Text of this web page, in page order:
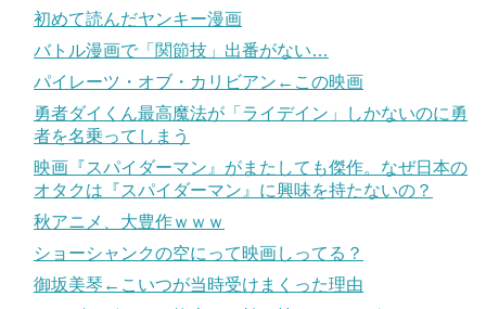
初めて読んだヤンキー漫画
バトル漫画で「関節技」出番がない…
パイレーツ・オブ・カリビアン←この映画
勇者ダイくん最高魔法が「ライデイン」しかないのに勇
者を名乗ってしまう
映画『スパイダーマン』がまたしても傑作。なぜ日本の
オタクは『スパイダーマン』に興味を持たないの？
秋アニメ、大豊作ｗｗｗ
ショーシャンクの空にって映画しってる？
御坂美琴←こいつが当時受けまくった理由